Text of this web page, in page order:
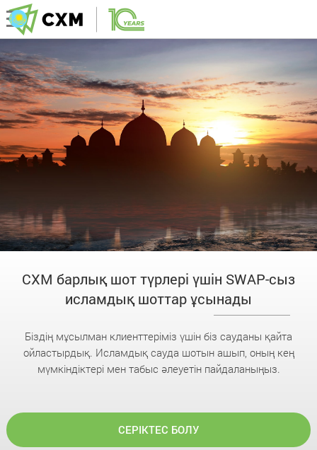
CXM барлық шот түрлері үшін SWAP-сыз
исламдық шоттар ұсынады
Біздің мұсылман клиенттеріміз үшін біз сауданы қайта
ойластырдық. Исламдық сауда шотын ашып, оның кең
мүмкіндіктері мен табыс әлеуетін пайдаланыңыз.
СЕРІКТЕС БОЛУ